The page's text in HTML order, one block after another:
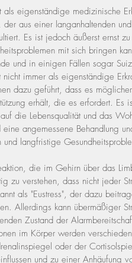
als eigenständige medizinische
aus einer langanhaltenden
Es ist jedoch äußerst ernst
mit sich bringen
und in einigen Fällen sogar
nicht immer als eigenständige
dazu geführt, dass es
erhält, die es erfordert.
die Lebensqualität und das
angemessene Behandlung
langfristige
die im Gehirn über das
zu verstehen, dass nicht jeder
als "Eustress", der dazu
Allerdings kann übermäßiger
Zustand der
im Körper werden
oder der
und zu einer Anhäufung